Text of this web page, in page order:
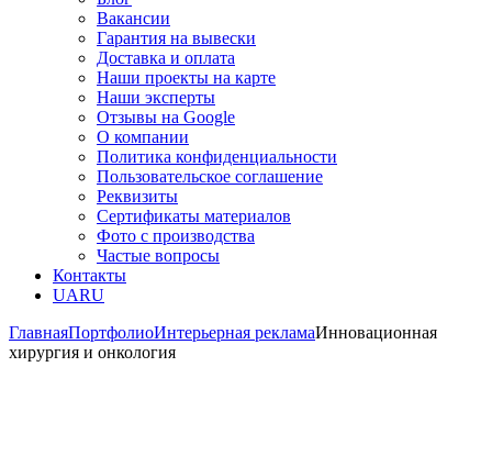
Вакансии
Гарантия на вывески
Доставка и оплата
Наши проекты на карте
Наши эксперты
Отзывы на Google
О компании
Политика конфиденциальности
Пользовательское соглашение
Реквизиты
Сертификаты материалов
Фото с производства
Частые вопросы
Контакты
UARU
ГлавнаяПортфолиоИнтерьерная рекламаИнновационная
хирургия и онкология